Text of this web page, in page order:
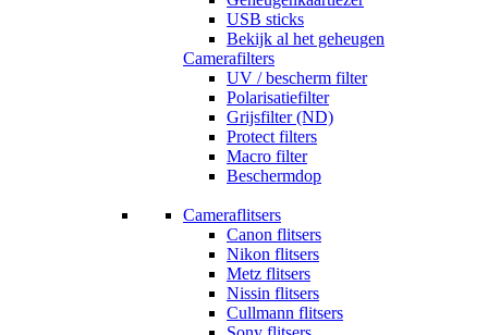
USB sticks
Bekijk al het geheugen
Camerafilters
UV / bescherm filter
Polarisatiefilter
Grijsfilter (ND)
Protect filters
Macro filter
Beschermdop
Cameraflitsers
Canon flitsers
Nikon flitsers
Metz flitsers
Nissin flitsers
Cullmann flitsers